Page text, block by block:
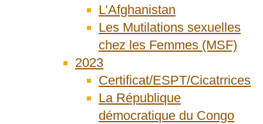
L’Afghanistan
Les Mutilations sexuelles
chez les Femmes (MSF)
2023
Certificat/ESPT/Cicatrrices
La République
démocratique du Congo